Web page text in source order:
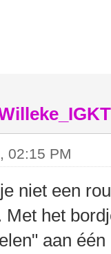
02:15 PM
niet een
Met het
aan